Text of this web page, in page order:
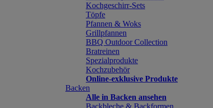
Kochgeschirr-Sets
Töpfe
Pfannen & Woks
Grillpfannen
BBQ Outdoor Collection
Bratreinen
Spezialprodukte
Kochzubehör
Online-exklusive Produkte
Backen
Alle in Backen ansehen
Backbleche & Backformen